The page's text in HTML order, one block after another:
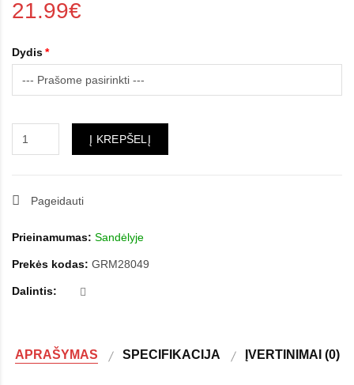
21.99€
Dydis
Į KREPŠELĮ
Pageidauti
Prieinamumas: Sandėlyje
Prekės kodas: GRM28049
Dalintis:
APRAŠYMAS SPECIFIKACIJA ĮVERTINIMAI (0)